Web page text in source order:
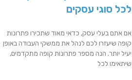
לכל סוגי עסקים
אם אתם בעלי עסק, כדאי מאוד שתכירו פתרונות
קופה שיעזרו לכם לנהל את ממשקי העבודה באופן
יעיל יותר. הנה מספר פתרונות קופה מתקדמים,
שיתאימו לכל